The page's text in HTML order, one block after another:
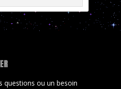
questions ou un besoin